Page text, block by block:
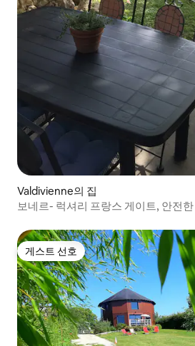
Valdivienne의 집
보네르- 럭셔리 프랑스 게이트, 안전
게스트 선호
게스트 선호